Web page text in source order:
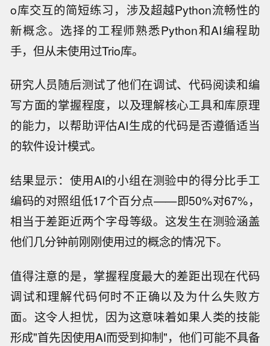
o库交互的简短练习，涉及超越Python流畅性的
新概念。选择的工程师熟悉Python和AI编程助
手，但从未使用过Trio库。
研究人员随后测试了他们在调试、代码阅读和编
写方面的掌握程度，以及理解核心工具和库原理
的能力，以帮助评估AI生成的代码是否遵循适当
的软件设计模式。
结果显示：使用AI的小组在测验中的得分比手工
编码的对照组低17个百分点——即50%对67%，
相当于差距近两个字母等级。这发生在测验涵盖
他们几分钟前刚刚使用过的概念的情况下。
值得注意的是，掌握程度最大的差距出现在代码
调试和理解代码何时不正确以及为什么失败方
面。这令人担忧，因为这意味着如果人类的技能
形成"首先因使用AI而受到抑制"，他们可能不具备